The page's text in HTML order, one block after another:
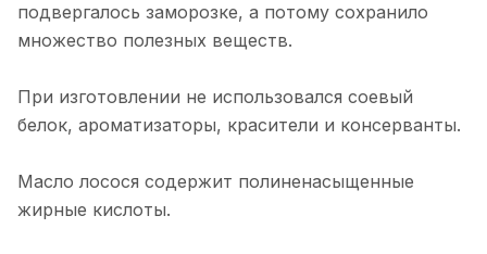
подвергалось заморозке, а потому сохранило
множество полезных веществ.
При изготовлении не использовался соевый
белок, ароматизаторы, красители и консерванты.
Масло лосося содержит полиненасыщенные
жирные кислоты.